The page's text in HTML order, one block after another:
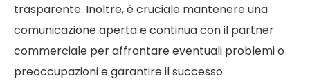
trasparente. Inoltre, è cruciale mantenere una
comunicazione aperta e continua con il partner
commerciale per affrontare eventuali problemi o
preoccupazioni e garantire il successo